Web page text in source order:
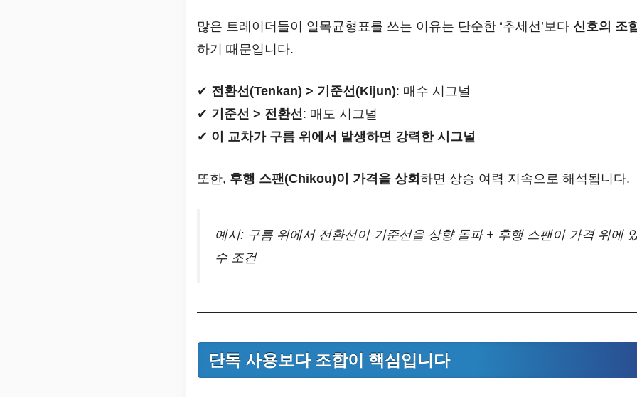
많은 트레이더들이 일목균형표를 쓰는 이유는 단순한 ‘추세선’보다 신호의 조
하기 때문입니다.
✔ 전환선(Tenkan) > 기준선(Kijun): 매수 시그널
✔ 기준선 > 전환선 : 매도 시그널
✔ 이 교차가 구름 위에서 발생하면 강력한 시그널
또한, 후행 스팬(Chikou)이 가격을 상회 하면 상승 여력 지속으로 해석됩니다.
예시: 구름 위에서 전환선이 기준선을 상향 돌파 + 후행 스팬이 가격 위에
수 조건
단독 사용보다 조합이 핵심입니다